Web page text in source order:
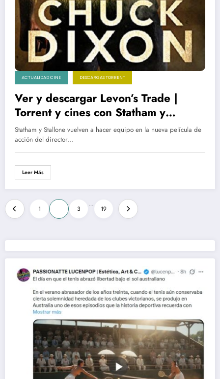
ACTUALIDAD CINE DESCARGAS TORRENT
Ver y descargar Levon’s Trade |
Torrent y cines con Statham y
Stallone
Statham y Stallone vuelven a hacer equipo en la nueva película de
acción del director…
Leer Más
Paginación
de
entradas
1 3
…
19